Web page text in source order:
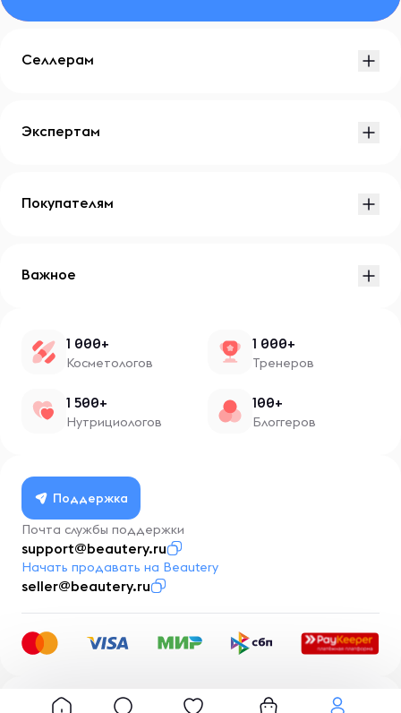
Селлерам
Экспертам
Покупателям
Важное
1 000+
Косметологов
1 000+
Тренеров
1 500+
Нутрициологов
100+
Блоггеров
Поддержка
Почта службы поддержки
support@beautery.ru
Начать продавать на Beautery
seller@beautery.ru
Разработка BusinessMentor.ru